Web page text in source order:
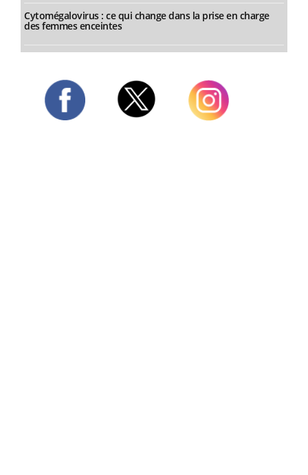
Cytomégalovirus : ce qui change dans la prise en charge
des femmes enceintes